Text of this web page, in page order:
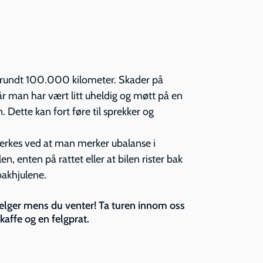
100.000 kilometer. Skader på
man har vært litt uheldig og møtt på en
Dette kan fort føre til sprekker og
ved at man merker ubalanse i
enten på rattet eller at bilen rister bak
mens du venter! Ta turen innom oss
og en felgprat.